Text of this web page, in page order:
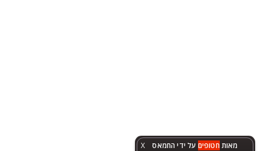
X מאותחטופים על ידי החמאס